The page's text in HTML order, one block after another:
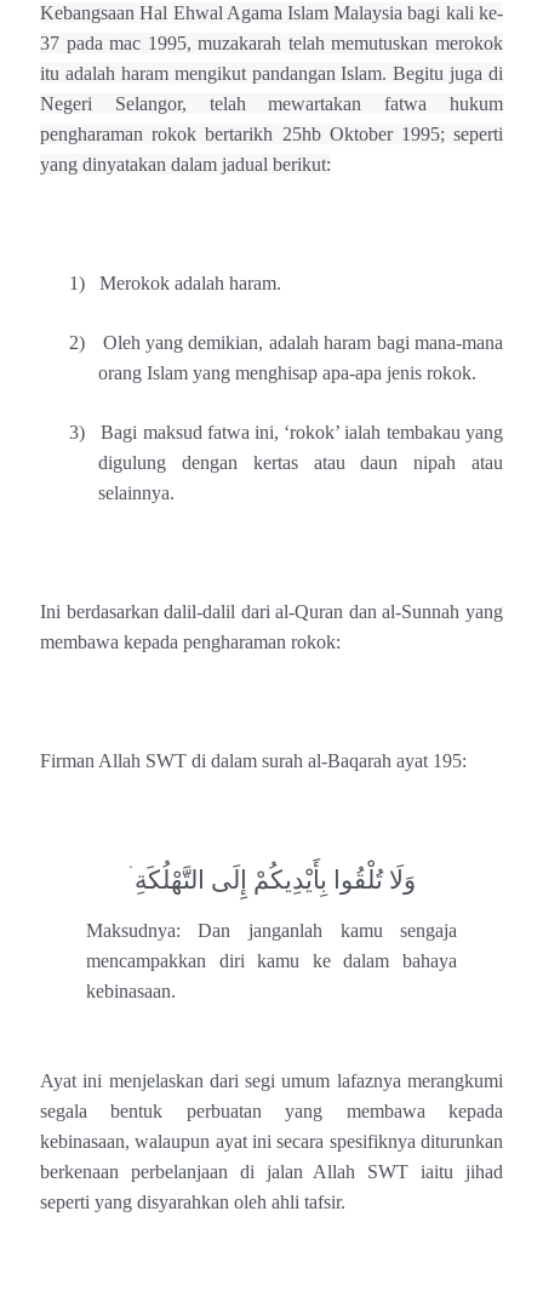
Kebangsaan Hal Ehwal Agama Islam Malaysia bagi kali ke-
37 pada mac 1995, muzakarah telah memutuskan merokok
itu adalah haram mengikut pandangan Islam. Begitu juga di
Negeri Selangor, telah mewartakan fatwa hukum
pengharaman rokok bertarikh 25hb Oktober 1995; seperti
yang dinyatakan dalam jadual berikut:
1) Merokok adalah haram.
2)
Oleh yang demikian, adalah haram bagi mana-mana
orang Islam yang menghisap apa-apa jenis rokok.
3)
Bagi maksud fatwa ini, ‘rokok’ ialah tembakau yang
digulung dengan kertas atau daun nipah atau
selainnya.
Ini berdasarkan dalil-dalil dari al-Quran dan al-Sunnah yang
membawa kepada pengharaman rokok:
Firman Allah SWT di dalam surah al-Baqarah ayat 195:
وَلَا تُلْقُوا بِأَيْدِيكُمْ إِلَى التَّهْلُكَةِ ۛ
Maksudnya: Dan janganlah kamu sengaja
mencampakkan diri kamu ke dalam bahaya
kebinasaan.
Ayat ini menjelaskan dari segi umum lafaznya merangkumi
segala bentuk perbuatan yang membawa kepada
kebinasaan, walaupun ayat ini secara spesifiknya diturunkan
berkenaan perbelanjaan di jalan Allah SWT iaitu jihad
seperti yang disyarahkan oleh ahli tafsir.